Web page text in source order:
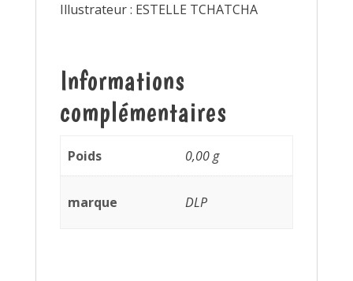
Illustrateur : ESTELLE TCHATCHA
Informations
complémentaires
Poids 0,00 g
marque DLP